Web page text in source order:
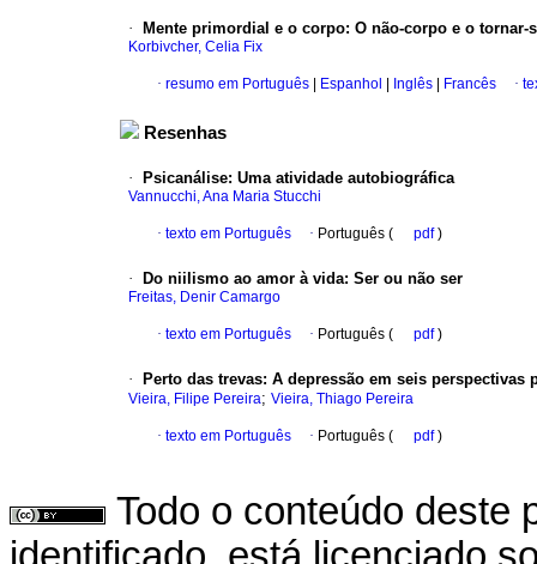
· Mente primordial e o corpo: O não-corpo e o tornar-
Korbivcher, Celia Fix
· resumo em Português Espanhol Inglês Francês ·
Resenhas
· Psicanálise: Uma atividade autobiográfica
Vannucchi, Ana Maria Stucchi
· texto em Português · Português ( pdf)
· Do niilismo ao amor à vida: Ser ou não ser
Freitas, Denir Camargo
· texto em Português · Português ( pdf)
· Perto das trevas: A depressão em seis perspectivas
Vieira, Filipe Pereira; Vieira, Thiago Pereira
· texto em Português · Português ( pdf)
Todo o conteúdo deste